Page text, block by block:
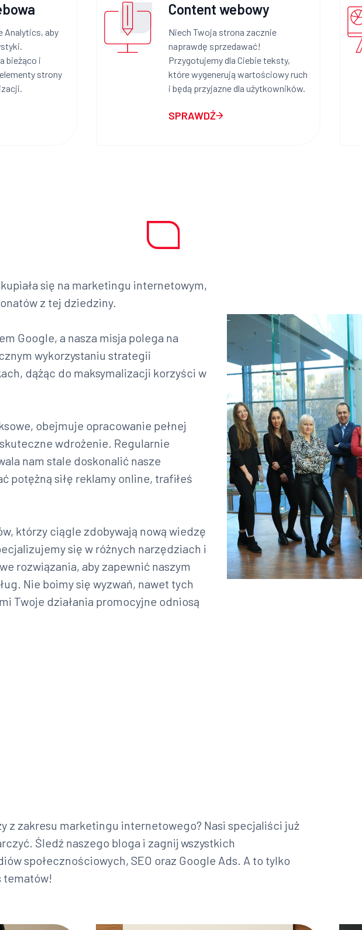
Analytics, aby
bieżąco i
strony
Content webowy
Niech Twoja strona zacznie
naprawdę sprzedawać!
Przygotujemy dla Ciebie teksty,
które wygenerują wartościowy ruch
i będą przyjazne dla użytkowników.
SPRAWDŹ
się na marketingu internetowym,
z tej dziedziny.
Google, a nasza misja polega na
wykorzystaniu strategii
dążąc do maksymalizacji korzyści w
obejmuje opracowanie pełnej
wdrożenie. Regularnie
nam stale doskonalić nasze
potężną siłę reklamy online, trafiłeś
którzy ciągle zdobywają nową wiedzę
się w różnych narzędziach i
rozwiązania, aby zapewnić naszym
Nie boimy się wyzwań, nawet tych
Twoje działania promocyjne odniosą
z zakresu marketingu internetowego? Nasi specjaliści już
Śledź naszego bloga i zagnij wszystkich
społecznościowych, SEO oraz Google Ads. A to tylko
tematów!